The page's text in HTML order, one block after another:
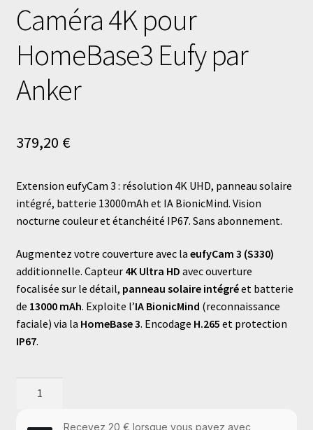
Caméra 4K pour
HomeBase3 Eufy par
Anker
379,20 €
Extension eufyCam 3 : résolution 4K UHD, panneau solaire
intégré, batterie 13000mAh et IA BionicMind. Vision
nocturne couleur et étanchéité IP67. Sans abonnement.
Augmentez votre couverture avec la eufyCam 3 (S330)
additionnelle. Capteur 4K Ultra HD avec ouverture
focalisée sur le détail, panneau solaire intégréet batterie
de 13000 mAh. Exploite l’IA BionicMind (reconnaissance
faciale) via la HomeBase 3. Encodage H.265 et protection
IP67.